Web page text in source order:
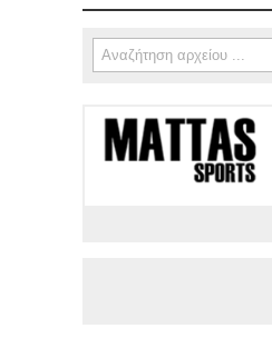
Φόρμα αναζήτησης
Αναζήτηση